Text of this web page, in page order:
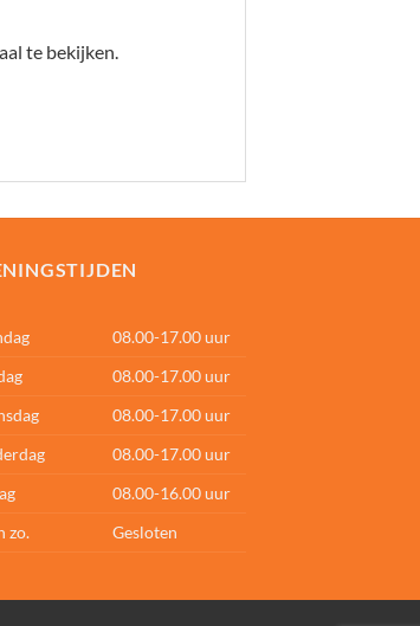
te bekijken.
08.00-17.00 uur
08.00-17.00 uur
08.00-17.00 uur
08.00-17.00 uur
08.00-16.00 uur
zo.
Gesloten